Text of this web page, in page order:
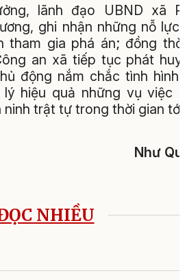
lãnh đạo UBND xã
ghi nhận những nỗ lực
tham gia phá án; đồng
an xã tiếp tục phát
động nắm chắc tình
hiệu quả những vụ việc
ninh trật tự trong thời gian
Như
NHIỀU